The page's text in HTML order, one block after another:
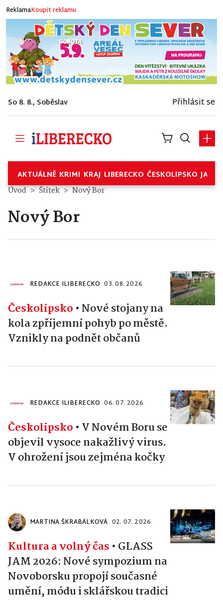
ReklamaKoupit reklamu
So 8. 8., Soběslav Přihlásit se
AKTUÁLNĚ KRIMI KRAJ LIBERECKO ČESKOLIPSKO
Úvod Štítek Nový Bor
Nový Bor
REDAKCE ILIBERECKO 03. 08. 2026
Českolipsko • Nové stojany na
kola zpříjemní pohyb po městě.
Vznikly na podnět občanů
REDAKCE ILIBERECKO 06. 07. 2026
Českolipsko • V Novém Boru se
objevil vysoce nakažlivý virus.
V ohrožení jsou zejména kočky
MARTINA ŠKRABÁLKOVÁ 02. 07. 2026
Kultura a volný čas • GLASS
JAM 2026: Nové sympozium na
Novoborsku propojí současné
umění, módu i sklářskou tradici